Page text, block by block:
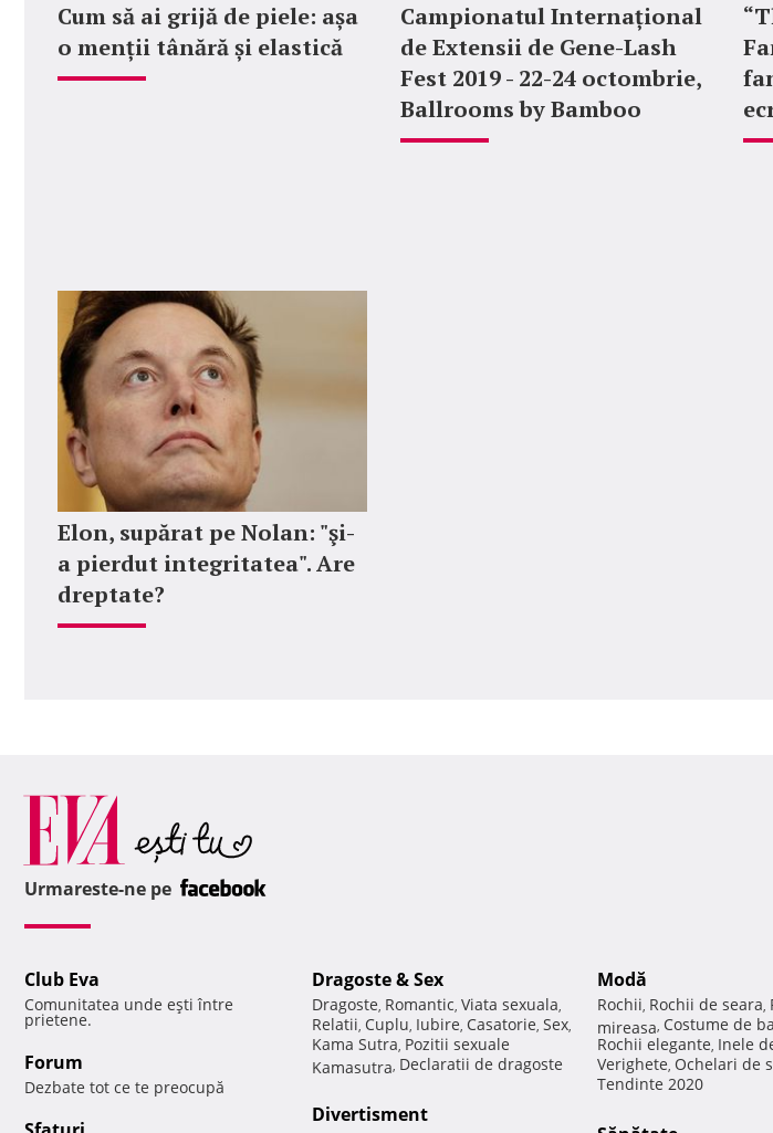
Cum să ai grijă de piele: așa
o menții tânără și elastică
Campionatul Internațional
de Extensii de Gene-Lash
Fest 2019 - 22-24 octombrie,
Ballrooms by Bamboo
Elon, supărat pe Nolan: "şi-
a pierdut integritatea". Are
dreptate?
Urmareste-ne pe
Club Eva
Comunitatea unde eşti între
prietene.
Forum
Dezbate tot ce te preocupă
Dragoste & Sex
Dragoste, Romantic, Viata sexuala,
Relatii, Cuplu, Iubire, Casatorie, Sex,
Kama Sutra, Pozitii sexuale
Kamasutra, Declaratii de dragoste
Divertisment
Modă
Rochii, Rochii de seara,
mireasa, Costume de
Rochii elegante, Inele
Verighete, Ochelari de
Tendinte 2020